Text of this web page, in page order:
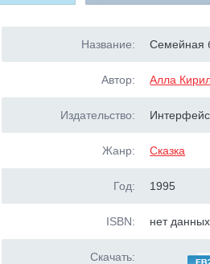
Название: Семейная
Автор: Алла
Издательство: Интерфейс
Жанр: Сказка
Год: 1995
ISBN: нет данных
Скачать: